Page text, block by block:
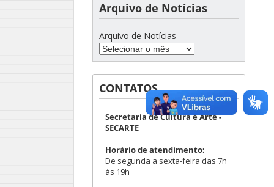
Arquivo de Notícias
Arquivo de Notícias
CONTATOS
Secretaria de Cultura e Arte -
SECARTE
Horário de atendimento:
De segunda a sexta-feira das 7h
às 19h